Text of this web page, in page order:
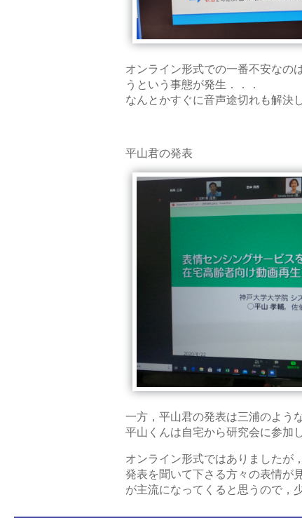
オンライン形式での一番不安なの
うという事態が発生．．．
なんとかすぐに音声途切れも解決
平山君の発表
一方，平山君の発表は三浦のよう
平山くんは自宅から研究会に参加
オンライン形式ではありましたが
発表を聞いて下さる方々の表情が
が主流になってくると思うので，